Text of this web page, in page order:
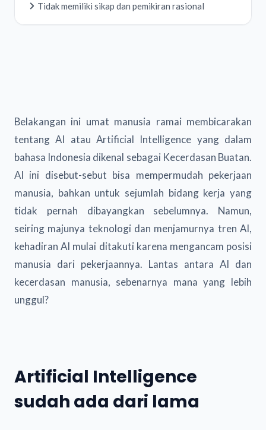
Tidak memiliki sikap dan pemikiran rasional
Belakangan ini umat manusia ramai membicarakan
tentang AI atau Artificial Intelligence yang dalam
bahasa Indonesia dikenal sebagai Kecerdasan Buatan.
AI ini disebut-sebut bisa mempermudah pekerjaan
manusia, bahkan untuk sejumlah bidang kerja yang
tidak pernah dibayangkan sebelumnya. Namun,
seiring majunya teknologi dan menjamurnya tren AI,
kehadiran AI mulai ditakuti karena mengancam posisi
manusia dari pekerjaannya. Lantas antara AI dan
kecerdasan manusia, sebenarnya mana yang lebih
unggul?
Artificial Intelligence
sudah ada dari lama